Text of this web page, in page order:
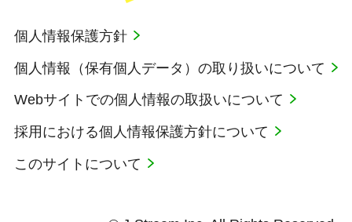
個人情報保護方針
個人情報（保有個人データ）の取り扱いについて
Webサイトでの個人情報の取扱いについて
採用における個人情報保護方針について
このサイトについて